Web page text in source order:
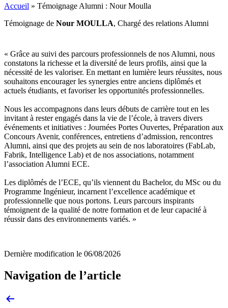
Accueil » Témoignage Alumni : Nour Moulla
Témoignage de Nour MOULLA, Chargé des relations Alumni
« Grâce au suivi des parcours professionnels de nos Alumni, nous
constatons la richesse et la diversité de leurs profils, ainsi que la
nécessité de les valoriser. En mettant en lumière leurs réussites, nous
souhaitons encourager les synergies entre anciens diplômés et
actuels étudiants, et favoriser les opportunités professionnelles.
Nous les accompagnons dans leurs débuts de carrière tout en les
invitant à rester engagés dans la vie de l’école, à travers divers
événements et initiatives : Journées Portes Ouvertes, Préparation aux
Concours Avenir, conférences, entretiens d’admission, rencontres
Alumni, ainsi que des projets au sein de nos laboratoires (FabLab,
Fabrik, Intelligence Lab) et de nos associations, notamment
l’association Alumni ECE.
Les diplômés de l’ECE, qu’ils viennent du Bachelor, du MSc ou du
Programme Ingénieur, incarnent l’excellence académique et
professionnelle que nous portons. Leurs parcours inspirants
témoignent de la qualité de notre formation et de leur capacité à
réussir dans des environnements variés. »
Dernière modification le 06/08/2026
Navigation de l’article